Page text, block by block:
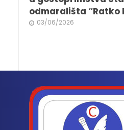
odmarališta “Ratko
03/06/2026